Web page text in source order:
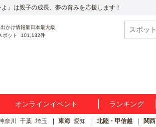
」は親子の成長、夢の育みを応援します！
ポット 101,132件
オンラインイベント ランキング
奈川 千葉 埼玉 東海 愛知 北陸・甲信越 関西